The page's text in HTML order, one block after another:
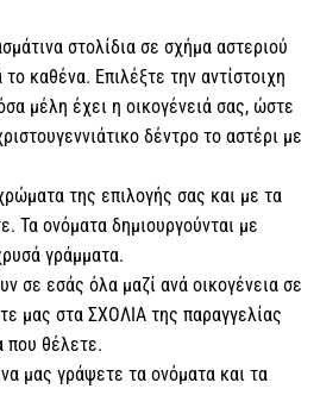
στολίδια σε σχήμα αστεριού
καθένα. Επιλέξτε την αντίστοιχη
μέλη έχει η οικογένειά σας, ώστε
δέντρο το αστέρι με
της επιλογής σας και με τα
Τα ονόματα δημιουργούνται με
γράμματα.
σε εσάς όλα μαζί ανά οικογένεια σε
μας στα ΣΧΟΛΙΑ της παραγγελίας
που θέλετε.
μας γράψετε τα ονόματα και τα